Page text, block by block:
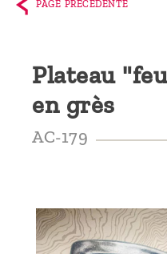
Parmi les
producteurs,
nous ?
Découvrir
PAGE PRÉCÉDENTE
Plateau
en grès
AC-179